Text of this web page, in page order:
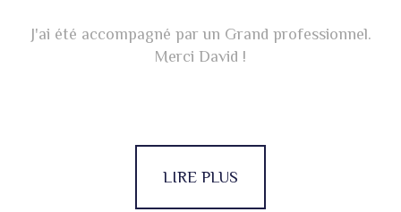
J'ai été accompagné par un Grand professionnel.
Merci David !
LIRE PLUS